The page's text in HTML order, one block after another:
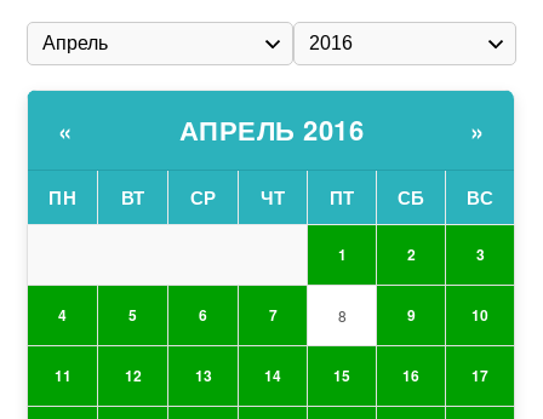
« АПРЕЛЬ 2016 »
ПН ВТ СР ЧТ ПТ СБ ВС
1 2 3
4 5 6 7 8 9 10
11 12 13 14 15 16 17